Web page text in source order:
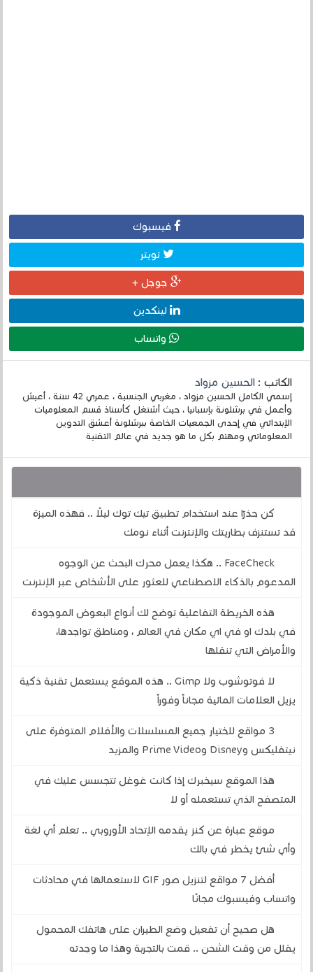
فيسبوك
تويتر
جوجل +
لينكدين
واتساب
الكاتب :الحسين مزواد
إسمي الكامل الحسين مزواد ، مغربي الجنسية ، عمري 42 سنة ، أعيش
وأعمل في برشلونة بإسبانيا ، حيث أشتغل كأستاذ قسم المعلوميات
الإبتدائي في إحدى الجمعيات الخاصة ببرشلونة أعشق التدوين
المعلوماتي ومهتم بكل ما هو جديد في عالم التقنية
كن حذرًا عند استخدام تطبيق تيك توك ليلًا .. فهذه الميزة
قد تستنزف بطاريتك والإنترنت أثناء نومك
FaceCheck .. هكذا يعمل محرك البحث عن الوجوه
المدعوم بالذكاء الاصطناعي للعثور على الأشخاص عبر الإنترنت
هذه الخريطة التفاعلية توضح لك أنواع البعوض الموجودة
في بلدك او في اي مكان في العالم ، ومناطق تواجدها،
والأمراض التي تنقلها
لا فوتوشوب ولا Gimp .. هذه الموقع يستعمل تقنية ذكية
يزيل العلامات المائية مجاناً وفوراً
3 مواقع لاختيار جميع المسلسلات والأفلام المتوفرة على
نيتفليكس وDisney وPrime Video والمزيد
هذا الموقع سيخبرك إذا كانت غوغل تتجسس عليك في
المتصفح الذي تستعمله أو لا
موقع عبارة عن كنز يقدمه الإتحاد الأوروبي .. تعلم أي لغة
وأي شئ يخطر في بالك
أفضل 7 مواقع لتنزيل صور GIF لاستعمالها في محادثات
واتساب وفيسبوك مجانًا
هل صحيح أن تفعيل وضع الطيران على هاتفك المحمول
يقلل من وقت الشحن .. قمت بالتجربة وهذا ما وجدته